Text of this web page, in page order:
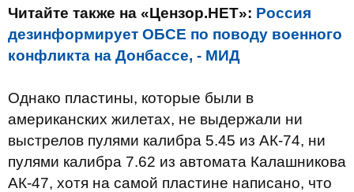
Читайте также на «Цензор.НЕТ»: Россия
дезинформирует ОБСЕ по поводу военного
конфликта на Донбассе, - МИД
Однако пластины, которые были в
американских жилетах, не выдержали ни
выстрелов пулями калибра 5.45 из АК-74, ни
пулями калибра 7.62 из автомата Калашникова
АК-47, хотя на самой пластине написано, что